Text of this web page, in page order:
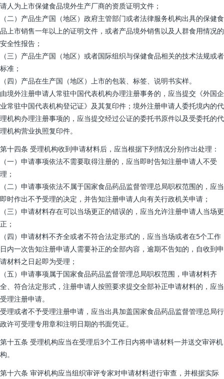
请人为上市保健食品境外生产厂商的资质证明文件；
（二）产品生产国（地区）政府主管部门或者法律服务机构出具的保健食
品上市销售一年以上的证明文件，或者产品境外销售以及人群食用情况的
安全性报告；
（三）产品生产国（地区）或者国际组织与保健食品相关的技术法规或者
标准；
（四）产品在生产国（地区）上市的包装、标签、说明书实样。
由境外注册申请人常驻中国代表机构办理注册事务的，应当提交《外国企
业常驻中国代表机构登记证》及其复印件；境外注册申请人委托境内的代
理机构办理注册事项的，应当提交经过公证的委托书原件以及受委托的代
理机构营业执照复印件。
第十四条 受理机构收到申请材料后，应当根据下列情况分别作出处理：
（一）申请事项依法不需要取得注册的，应当即时告知注册申请人不受
理；
（二）申请事项依法不属于国家食品药品监督管理总局职权范围的，应当
即时作出不予受理的决定，并告知注册申请人向有关行政机关申请；
（三）申请材料存在可以当场更正的错误的，应当允许注册申请人当场更
正；
（四）申请材料不齐全或者不符合法定形式的，应当当场或者在5个工作
日内一次告知注册申请人需要补正的全部内容，逾期不告知的，自收到申
请材料之日起即为受理；
（五）申请事项属于国家食品药品监督管理总局职权范围，申请材料齐
全、符合法定形式，注册申请人按照要求提交全部补正申请材料的，应当
受理注册申请。
受理或者不予受理注册申请，应当出具加盖国家食品药品监督管理总局行
政许可受理专用章和注明日期的书面凭证。
第十五条 受理机构应当在受理后3个工作日内将申请材料一并送交审评机
构。
第十六条 审评机构应当组织审评专家对申请材料进行审查，并根据实际